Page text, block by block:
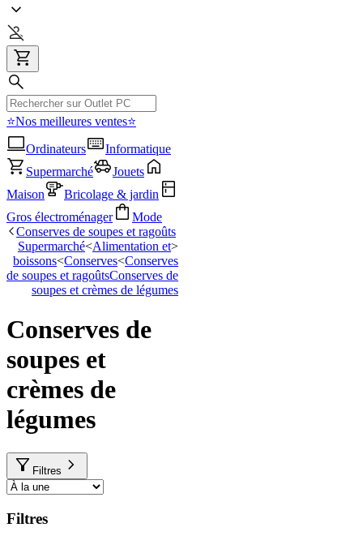
⭐Nos meilleures ventes⭐
Ordinateurs
Informatique
Supermarché
Jouets
Maison
Bricolage & jardin
Gros électroménager
Mode
Conserves de soupes et ragoûts
<
Supermarché<Alimentation et
boissons<Conserves<Conserves
de soupes et ragoûtsConserves de
soupes et crèmes de légumes
Conserves de
soupes et
crèmes de
légumes
Filtres
Filtres